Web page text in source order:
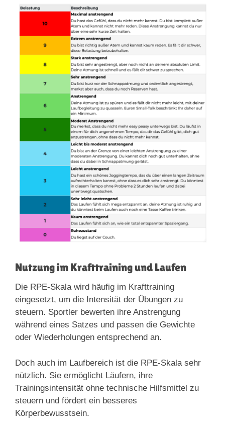
Nutzung im Krafttraining und Laufen
Die RPE-Skala wird häufig im Krafttraining
eingesetzt, um die Intensität der Übungen zu
steuern. Sportler bewerten ihre Anstrengung
während eines Satzes und passen die Gewichte
oder Wiederholungen entsprechend an.
Doch auch im Laufbereich ist die RPE-Skala sehr
nützlich. Sie ermöglicht Läufern, ihre
Trainingsintensität ohne technische Hilfsmittel zu
steuern und fördert ein besseres
Körperbewusstsein.